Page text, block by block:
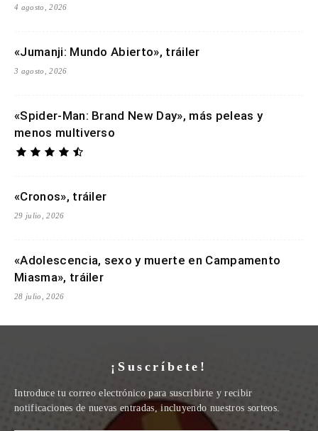
4 agosto, 2026
«Jumanji: Mundo Abierto», tráiler
3 agosto, 2026
«Spider-Man: Brand New Day», más peleas y
menos multiverso
«Cronos», tráiler
29 julio, 2026
«Adolescencia, sexo y muerte en Campamento
Miasma», tráiler
28 julio, 2026
¡Suscríbete!
Introduce tu correo electrónico para suscribirte y recibir
notificaciones de nuevas entradas, incluyendo nuestros sorteos.